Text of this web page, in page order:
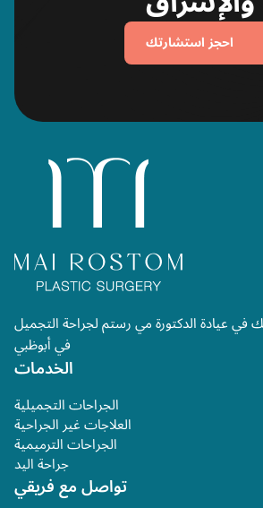
احجز استشارتك
في عيادة الدكتورة مي رستم لجراحة التجميل
في أبوظبي
الخدمات
الجراحات التجميلية
العلاجات غير الجراحية
الجراحات الترميمية
جراحة اليد
تواصل مع فريقي